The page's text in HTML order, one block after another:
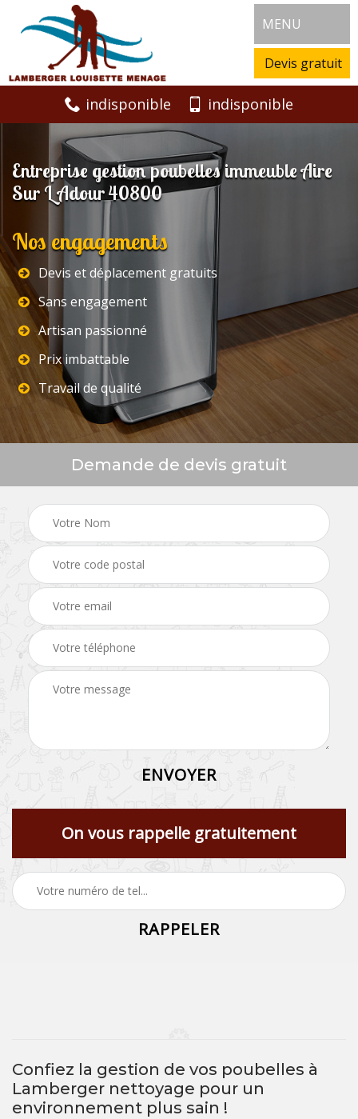
MENU
Devis gratuit
indisponible indisponible
Entreprise gestion poubelles immeuble Aire
Sur L Adour 40800
Nos engagements
Devis et déplacement gratuits
Sans engagement
Artisan passionné
Prix imbattable
Travail de qualité
Demande de devis gratuit
On vous rappelle gratuitement
Confiez la gestion de vos poubelles à
Lamberger nettoyage pour un
environnement plus sain !